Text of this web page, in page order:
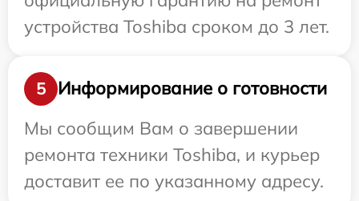
устройства Toshiba сроком до 3 лет.
5
Информирование о готовности
Мы сообщим Вам о завершении
ремонта техники Toshiba, и курьер
доставит ее по указанному адресу.